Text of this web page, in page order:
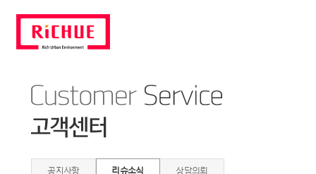
공지사항 리슈소식 상담의뢰